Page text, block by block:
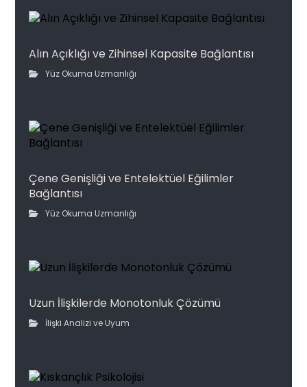
Alın Açıklığı ve Zihinsel Kapasite Bağlantısı
Yüz Okuma Uzmanlığı
Çene Genişliği ve Entelektüel Eğilimler
Bağlantısı
Yüz Okuma Uzmanlığı
Uzun İlişkilerde Monotonluk Çözümü
İlişki Analizi ve Uyum